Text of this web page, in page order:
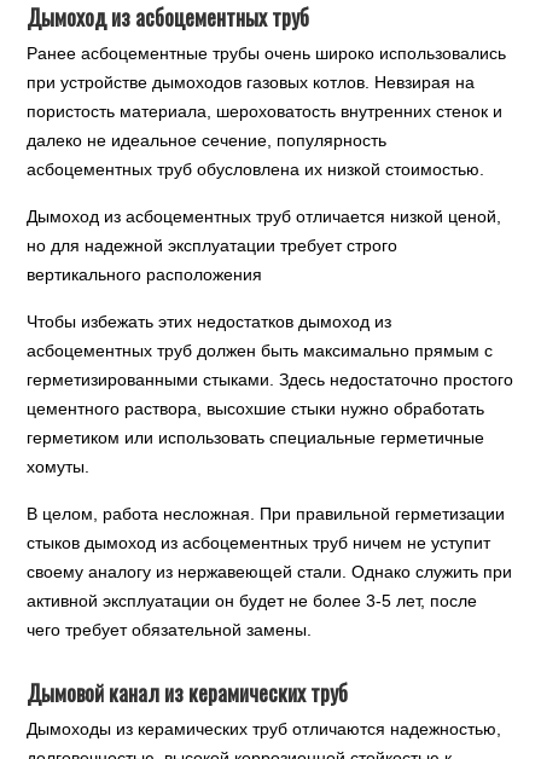
Дымоход из асбоцементных труб
Ранее асбоцементные трубы очень широко использовались
при устройстве дымоходов газовых котлов. Невзирая на
пористость материала, шероховатость внутренних стенок и
далеко не идеальное сечение, популярность
асбоцементных труб обусловлена их низкой стоимостью.
Дымоход из асбоцементных труб отличается низкой ценой,
но для надежной эксплуатации требует строго
вертикального расположения
Чтобы избежать этих недостатков дымоход из
асбоцементных труб должен быть максимально прямым с
герметизированными стыками. Здесь недостаточно простого
цементного раствора, высохшие стыки нужно обработать
герметиком или использовать специальные герметичные
хомуты.
В целом, работа несложная. При правильной герметизации
стыков дымоход из асбоцементных труб ничем не уступит
своему аналогу из нержавеющей стали. Однако служить при
активной эксплуатации он будет не более 3-5 лет, после
чего требует обязательной замены.
Дымовой канал из керамических труб
Дымоходы из керамических труб отличаются надежностью,